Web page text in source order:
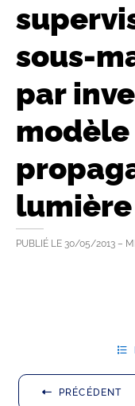
sous-
par
lumière
PUBLIÉ LE 30/05/2013 –
PRÉCÉDENT